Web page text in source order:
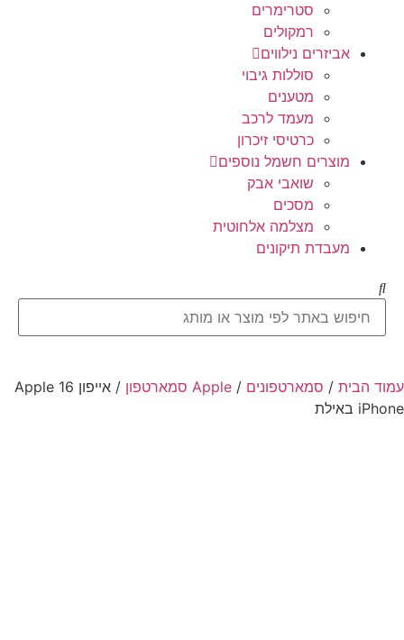
סטרימרים
רמקולים
אביזרים נילווים
סוללות גיבוי
מטענים
מעמד לרכב
כרטיסי זיכרון
מוצרים חשמל נוספים
שואבי אבק
מסכים
מצלמה אלחוטית
מעבדת תיקונים
עמוד הבית / סמארטפונים / Apple סמארטפון
/ אייפון 16 Apple
iPhone באילת